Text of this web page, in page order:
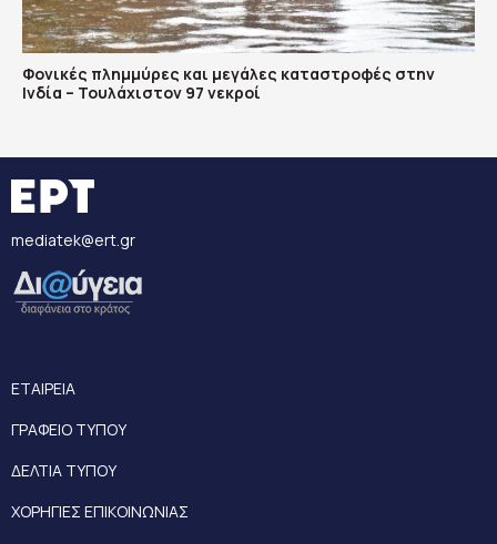
Φονικές πλημμύρες και μεγάλες καταστροφές στην
Ινδία – Τουλάχιστον 97 νεκροί
mediatek@ert.gr
ΕΤΑΙΡΕΙΑ
ΓΡΑΦΕΙΟ ΤΥΠΟΥ
ΔΕΛΤΙΑ ΤΥΠΟΥ
ΧΟΡΗΓΙΕΣ ΕΠΙΚΟΙΝΩΝΙΑΣ